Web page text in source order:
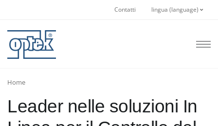
Contatti lingua (language)
Home
Leader nelle soluzioni In